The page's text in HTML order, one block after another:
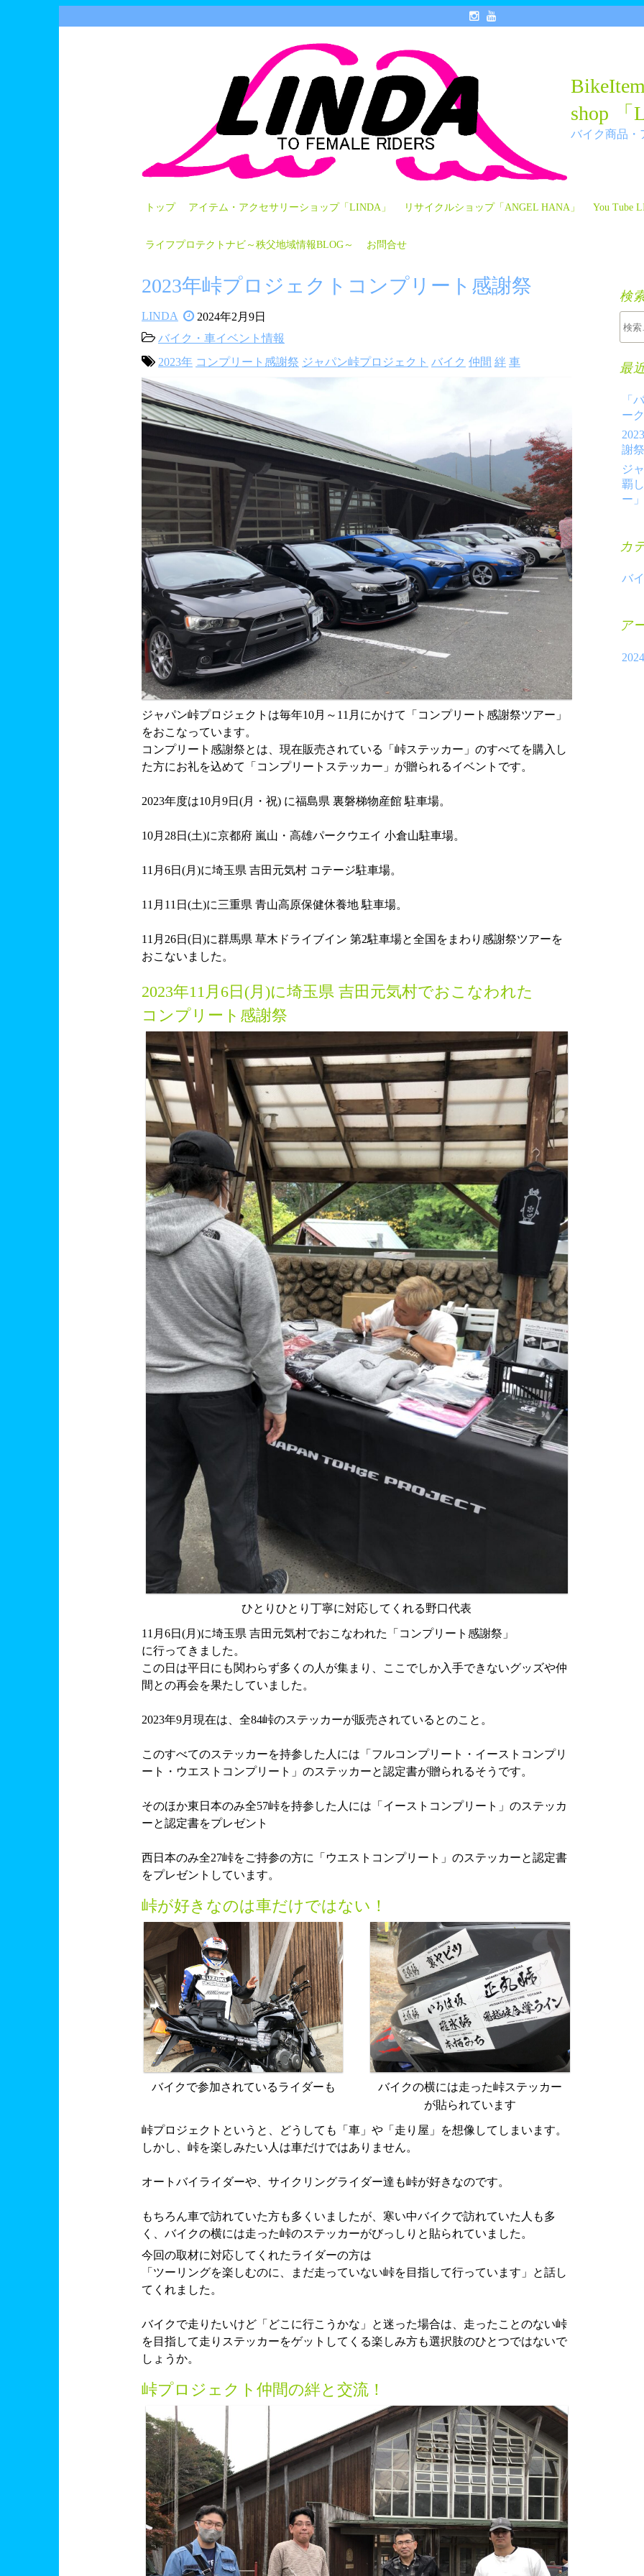
shop
バイク商品・
トップ アイテム・アクセサリーショップ「LINDA」 リサイクルショップ「ANGEL HANA」 You Tube
ライフプロテクトナビ～秩父地域情報BLOG～ お問合せ
2023年峠プロジェクトコンプリート感謝祭
LINDA
2024年2月9日
バイク・車イベント情報
2023年 コンプリート感謝祭 ジャパン峠プロジェクト バイク 仲間 絆 車
ジャパン峠プロジェクトは毎年10月～11月にかけて「コンプリート感謝祭ツアー」
をおこなっています。
コンプリート感謝祭とは、現在販売されている「峠ステッカー」のすべてを購入し
た方にお礼を込めて「コンプリートステッカー」が贈られるイベントです。
2023年度は10月9日(月・祝) に福島県 裏磐梯物産館 駐車場。
10月28日(土)に京都府 嵐山・高雄パークウエイ 小倉山駐車場。
11月6日(月)に埼玉県 吉田元気村 コテージ駐車場。
11月11日(土)に三重県 青山高原保健休養地 駐車場。
11月26日(日)に群馬県 草木ドライブイン 第2駐車場と全国をまわり感謝祭ツアーを
おこないました。
2023年11月6日(月)に埼玉県 吉田元気村でおこなわれた
コンプリート感謝祭
ひとりひとり丁寧に対応してくれる野口代表
11月6日(月)に埼玉県 吉田元気村でおこなわれた「コンプリート感謝祭」
に行ってきました。
この日は平日にも関わらず多くの人が集まり、ここでしか入手できないグッズや仲
間との再会を果たしていました。
2023年9月現在は、全84峠のステッカーが販売されているとのこと。
このすべてのステッカーを持参した人には「フルコンプリート・イーストコンプリ
ート・ウエストコンプリート」のステッカーと認定書が贈られるそうです。
そのほか東日本のみ全57峠を持参した人には「イーストコンプリート」のステッカ
ーと認定書をプレゼント
西日本のみ全27峠をご持参の方に「ウエストコンプリート」のステッカーと認定書
をプレゼントしています。
峠が好きなのは車だけではない！
バイクで参加されているライダーも
バイクの横には走った峠ステッカー
が貼られています
峠プロジェクトというと、どうしても「車」や「走り屋」を想像してしまいます。
しかし、峠を楽しみたい人は車だけではありません。
オートバイライダーや、サイクリングライダー達も峠が好きなのです。
もちろん車で訪れていた方も多くいましたが、寒い中バイクで訪れていた人も多
く、バイクの横には走った峠のステッカーがびっしりと貼られていました。
今回の取材に対応してくれたライダーの方は
「ツーリングを楽しむのに、まだ走っていない峠を目指して行っています」と話し
てくれました。
バイクで走りたいけど「どこに行こうかな」と迷った場合は、走ったことのない峠
を目指して走りステッカーをゲットしてくる楽しみ方も選択肢のひとつではないで
しょうか。
峠プロジェクト仲間の絆と交流！
検
最
「
ー
謝祭
ジ
覇
ー」
カ
バ
ア